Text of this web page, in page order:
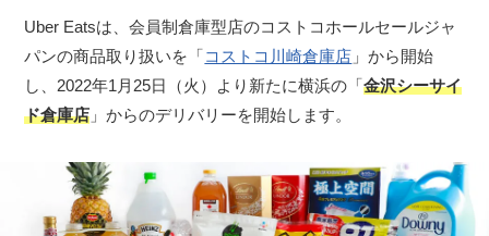
Uber Eatsは、会員制倉庫型店のコストコホールセールジャ
パンの商品取り扱いを「コストコ川崎倉庫店 」から開始
し、2022年1月25日（火）より新たに横浜の「金沢シーサイ
ド倉庫店 」からのデリバリーを開始します。